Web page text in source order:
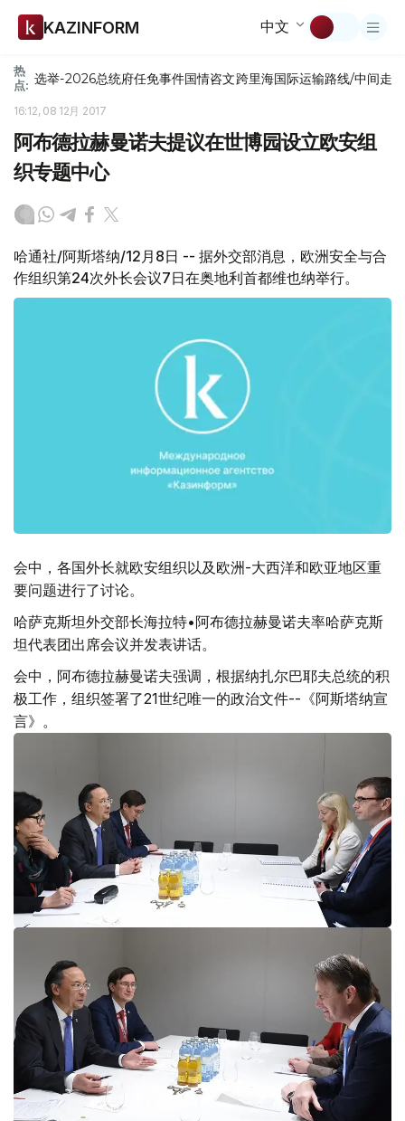
KAZINFORM 中文
热
点: 选举-2026总统府任免事件国情咨文跨里海国际运输路线/中间走廊
16:12, 08 12月 2017
阿布德拉赫曼诺夫提议在世博园设立欧安组
织专题中心
哈通社/阿斯塔纳/12月8日 -- 据外交部消息，欧洲安全与合
作组织第24次外长会议7日在奥地利首都维也纳举行。
会中，各国外长就欧安组织以及欧洲-大西洋和欧亚地区重
要问题进行了讨论。
哈萨克斯坦外交部长海拉特•阿布德拉赫曼诺夫率哈萨克斯
坦代表团出席会议并发表讲话。
会中，阿布德拉赫曼诺夫强调，根据纳扎尔巴耶夫总统的积
极工作，组织签署了21世纪唯一的政治文件--《阿斯塔纳宣
言》。